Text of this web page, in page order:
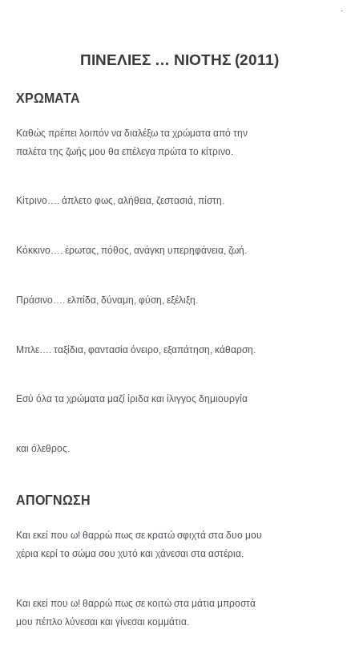
.
ΠΙΝΕΛΙΕΣ … ΝΙΟΤΗΣ (2011)
XΡΩΜΑΤΑ
Καθώς πρέπει λοιπόν να διαλέξω τα χρώματα από την
παλέτα της ζωής μου θα επέλεγα πρώτα το κίτρινο.
Κίτρινο…. άπλετο φως, αλήθεια, ζεστασιά, πίστη.
Κόκκινο…. έρωτας, πόθος, ανάγκη υπερηφάνεια, ζωή.
Πράσινο…. ελπίδα, δύναμη, φύση, εξέλιξη.
Μπλε…. ταξίδια, φαντασία όνειρο, εξαπάτηση, κάθαρση.
Εσύ όλα τα χρώματα μαζί ίριδα και ίλιγγος δημιουργία
και όλεθρος.
ΑΠΟΓΝΩΣΗ
Και εκεί που ω! θαρρώ πως σε κρατώ σφιχτά στα δυο μου
χέρια κερί το σώμα σου χυτό και χάνεσαι στα αστέρια.
Και εκεί που ω! θαρρώ πως σε κοιτώ στα μάτια μπροστά
μου πέπλο λύνεσαι και γίνεσαι κομμάτια.